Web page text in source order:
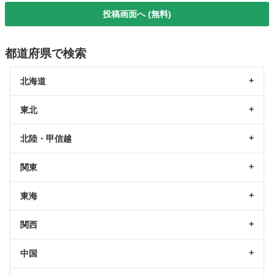
投稿画面へ (無料)
都道府県で検索
北海道
東北
北陸・甲信越
関東
東海
関西
中国